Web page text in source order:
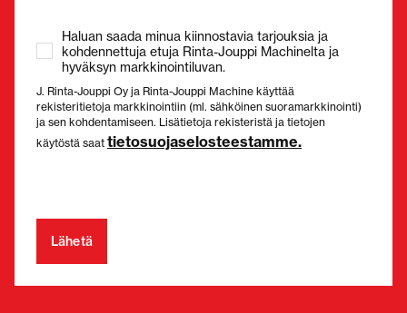
Haluan saada minua kiinnostavia tarjouksia ja
kohdennettuja etuja Rinta-Jouppi Machinelta ja
hyväksyn markkinointiluvan.
J. Rinta-Jouppi Oy ja Rinta-Jouppi Machine käyttää
rekisteritietoja markkinointiin (ml. sähköinen suoramarkkinointi)
ja sen kohdentamiseen. Lisätietoja rekisteristä ja tietojen
käytöstä saat tietosuojaselosteestamme.